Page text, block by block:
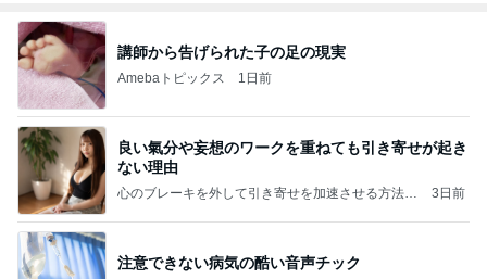
講師から告げられた子の足の現実
Amebaトピックス 1日前
良い氣分や妄想のワークを重ねても引き寄せが起き
ない理由
心のブレーキを外して引き寄せを加速させる方法：
3日前
注意できない病気の酷い音声チック